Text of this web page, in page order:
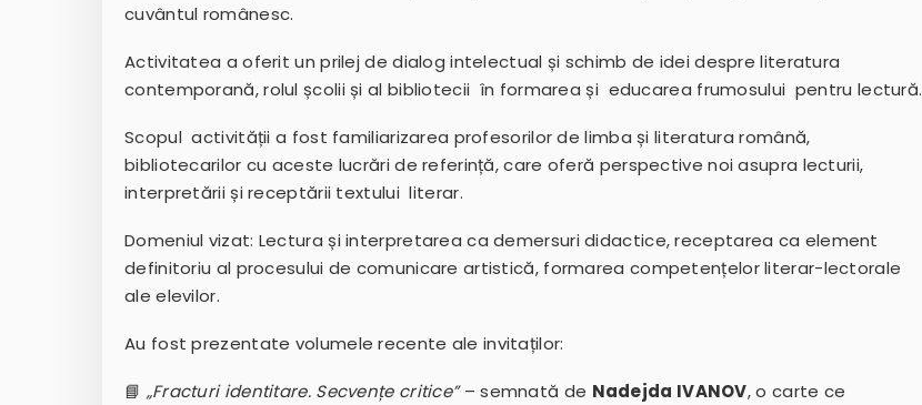
cuvântul românesc.
Activitatea a oferit un prilej de dialog intelectual și schimb de idei despre literatura
contemporană, rolul școlii și al bibliotecii în formarea și educarea frumosului pentru lectură.
Scopul activității a fost familiarizarea profesorilor de limba și literatura română,
bibliotecarilor cu aceste lucrări de referință, care oferă perspective noi asupra lecturii,
interpretării și receptării textului literar.
Domeniul vizat: Lectura și interpretarea ca demersuri didactice, receptarea ca element
definitoriu al procesului de comunicare artistică, formarea competențelor literar-lectorale
ale elevilor.
Au fost prezentate volumele recente ale invitaților:
📘 „Fracturi identitare. Secvențe critice”– semnată de Nadejda IVANOV, o carte ce